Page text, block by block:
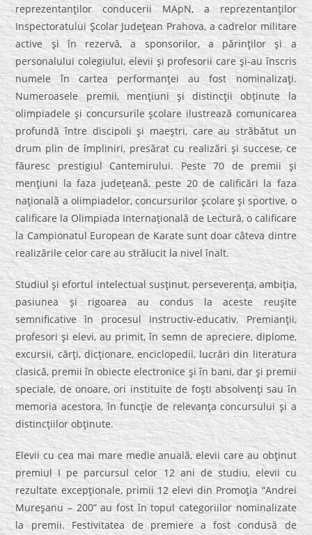
reprezentanţilor conducerii MApN, a reprezentanţilor
Inspectoratului Şcolar Judeţean Prahova, a cadrelor militare
active şi în rezervă, a sponsorilor, a părinţilor şi a
personalului colegiului, elevii şi profesorii care şi-au înscris
numele în cartea performanţei au fost nominalizaţi.
Numeroasele premii, menţiuni şi distincţii obţinute la
olimpiadele şi concursurile şcolare ilustrează comunicarea
profundă între discipoli şi maeştri, care au străbătut un
drum plin de împliniri, presărat cu realizări şi succese, ce
făuresc prestigiul Cantemirului. Peste 70 de premii şi
menţiuni la faza judeţeană, peste 20 de calificări la faza
naţională a olimpiadelor, concursurilor şcolare şi sportive, o
calificare la Olimpiada Internaţională de Lectură, o calificare
la Campionatul European de Karate sunt doar câteva dintre
realizările celor care au strălucit la nivel înalt.
Studiul şi efortul intelectual susţinut, perseverenţa, ambiţia,
pasiunea şi rigoarea au condus la aceste reuşite
semnificative în procesul instructiv-educativ. Premianţii,
profesori şi elevi, au primit, în semn de apreciere, diplome,
excursii, cărţi, dicţionare, enciclopedii, lucrări din literatura
clasică, premii în obiecte electronice şi în bani, dar şi premii
speciale, de onoare, ori instituite de foşti absolvenţi sau în
memoria acestora, în funcţie de relevanţa concursului şi a
distincţiilor obţinute.
Elevii cu cea mai mare medie anuală, elevii care au obţinut
premiul I pe parcursul celor 12 ani de studiu, elevii cu
rezultate excepţionale, primii 12 elevi din Promoţia “Andrei
Mureşanu – 200” au fost în topul categoriilor nominalizate
la premii. Festivitatea de premiere a fost condusă de